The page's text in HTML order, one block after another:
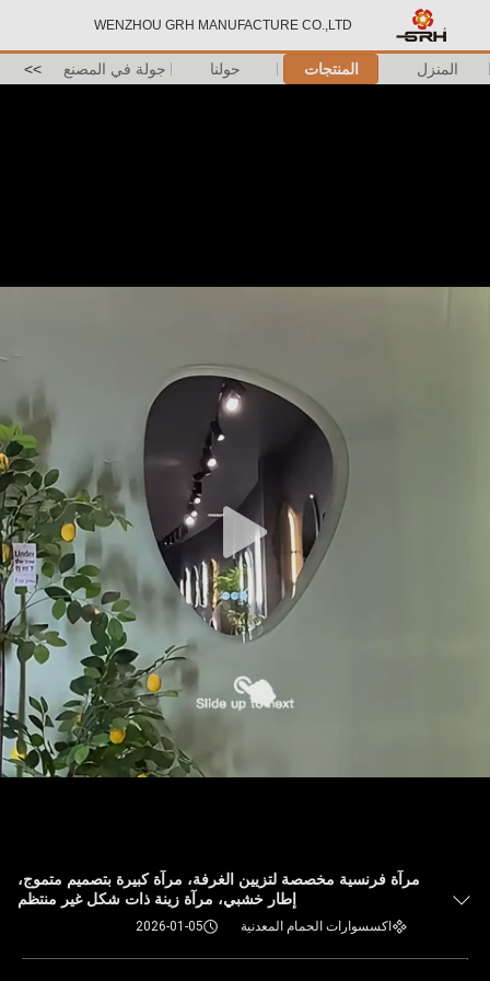
WENZHOU GRH MANUFACTURE CO.,LTD
المنزل المنتجات حولنا جولة في المصنع >>
مرآة فرنسية مخصصة لتزيين الغرفة، مرآة كبيرة بتصميم متموج،
إطار خشبي، مرآة زينة ذات شكل غير منتظم
اكسسوارات الحمام المعدنية 2026-01-05